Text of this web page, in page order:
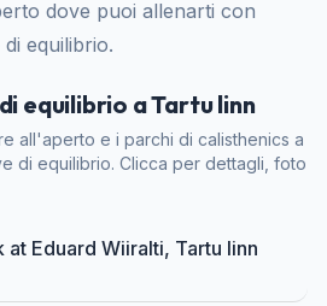
dove puoi allenarti con
equilibrio.
equilibrio a Tartu linn
all'aperto e i parchi di calisthenics a
di equilibrio. Clicca per dettagli, foto
at Eduard Wiiralti, Tartu linn